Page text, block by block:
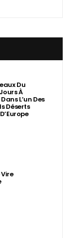
Du
À
L’un Des
Déserts